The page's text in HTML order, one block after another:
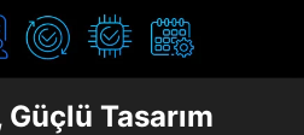
Güçlü Tasarım